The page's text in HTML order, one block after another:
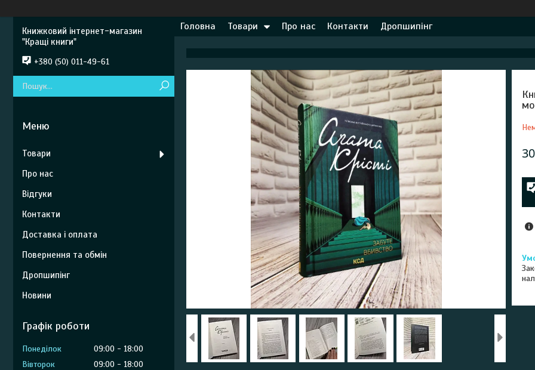
Головна Товари Про нас Контакти Дропшипінг
Книжковий інтернет-магазин
"Кращі книги"
+380 (50) 011-49-61
Товари
Про нас
Відгуки
Контакти
Доставка і оплата
Повернення та обмін
Дропшипінг
Новини
Графік роботи
Понеділок 09:00
18:00
Вівторок
09:00
18:00